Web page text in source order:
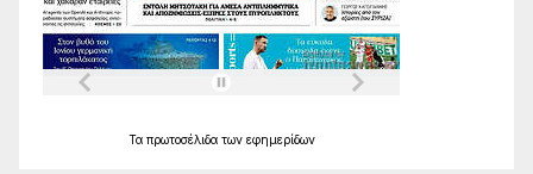
Τα πρωτοσέλιδα των εφημερίδων